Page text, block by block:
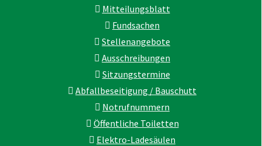
Mitteilungsblatt
Fundsachen
Stellenangebote
Ausschreibungen
Sitzungstermine
Abfallbeseitigung / Bauschutt
Notrufnummern
Öffentliche Toiletten
Elektro-Ladesäulen